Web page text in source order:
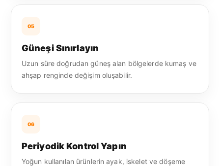
05
Güneşi Sınırlayın
Uzun süre doğrudan güneş alan bölgelerde kumaş ve
ahşap renginde değişim oluşabilir.
06
Periyodik Kontrol Yapın
Yoğun kullanılan ürünlerin ayak, iskelet ve döşeme